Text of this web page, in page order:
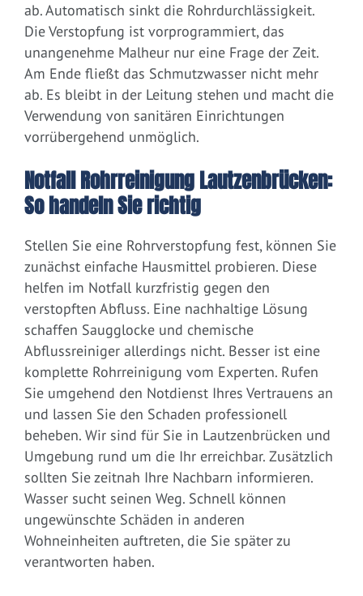
ab. Automatisch sinkt die Rohrdurchlässigkeit.
Die Verstopfung ist vorprogrammiert, das
unangenehme Malheur nur eine Frage der Zeit.
Am Ende fließt das Schmutzwasser nicht mehr
ab. Es bleibt in der Leitung stehen und macht die
Verwendung von sanitären Einrichtungen
vorrübergehend unmöglich.
Notfall Rohrreinigung Lautzenbrücken:
So handeln Sie richtig
Stellen Sie eine Rohrverstopfung fest, können Sie
zunächst einfache Hausmittel probieren. Diese
helfen im Notfall kurzfristig gegen den
verstopften Abfluss. Eine nachhaltige Lösung
schaffen Saugglocke und chemische
Abflussreiniger allerdings nicht. Besser ist eine
komplette Rohrreinigung vom Experten. Rufen
Sie umgehend den Notdienst Ihres Vertrauens an
und lassen Sie den Schaden professionell
beheben. Wir sind für Sie in Lautzenbrücken und
Umgebung rund um die Ihr erreichbar. Zusätzlich
sollten Sie zeitnah Ihre Nachbarn informieren.
Wasser sucht seinen Weg. Schnell können
ungewünschte Schäden in anderen
Wohneinheiten auftreten, die Sie später zu
verantworten haben.